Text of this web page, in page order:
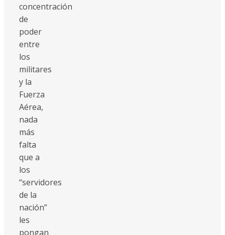
concentración
de
poder
entre
los
militares
y la
Fuerza
Aérea,
nada
más
falta
que a
los
“servidores
de la
nación”
les
pongan